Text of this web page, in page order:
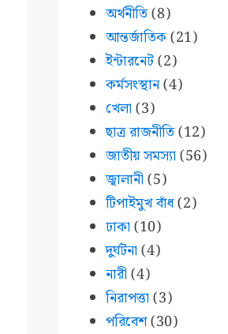
অর্থনীতি(8)
আন্তর্জাতিক(21)
ইন্টারনেট(2)
কর্মসংস্থান(4)
খেলা (3)
ছাত্র রাজনীতি(12)
জাতীয় সমস্যা (56)
জ্বালানী (5)
টিপাইমুখ বাঁধ(2)
ঢাকা (10)
দুর্ঘটনা (4)
নারী (4)
নিরাপত্তা (3)
পরিবেশ(30)